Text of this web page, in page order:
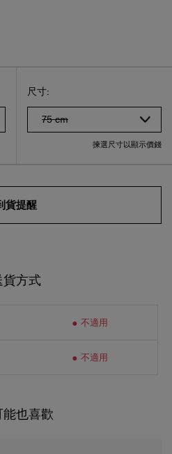
選擇尺碼
Select
尺寸:
75 cm
揀選尺寸以顯示價錢
貨提醒
貨方式
不適用
不適用
能也喜歡